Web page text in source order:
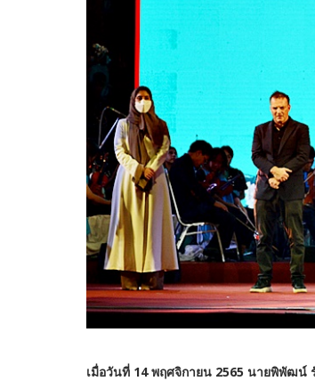
เมื่อวันที่ 14 พฤศจิกายน 2565 นายพิพัฒน์